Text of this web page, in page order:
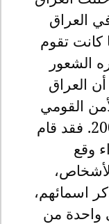
في العراق
كانت تقوم
الشعور
العراق
للأمن القومي
الإيراني، مما كان عليه عام 2002. فقد قام
وقع
اسمائهم،
واحدة من